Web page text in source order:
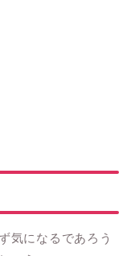
気になるであろう